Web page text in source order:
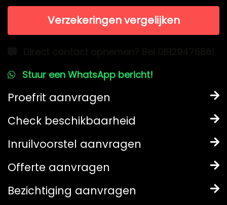
Verzekeringen vergelijken
Stuur een WhatsApp bericht!
Proefrit aanvragen
Check beschikbaarheid
Inruilvoorstel aanvragen
Offerte aanvragen
Bezichtiging aanvragen